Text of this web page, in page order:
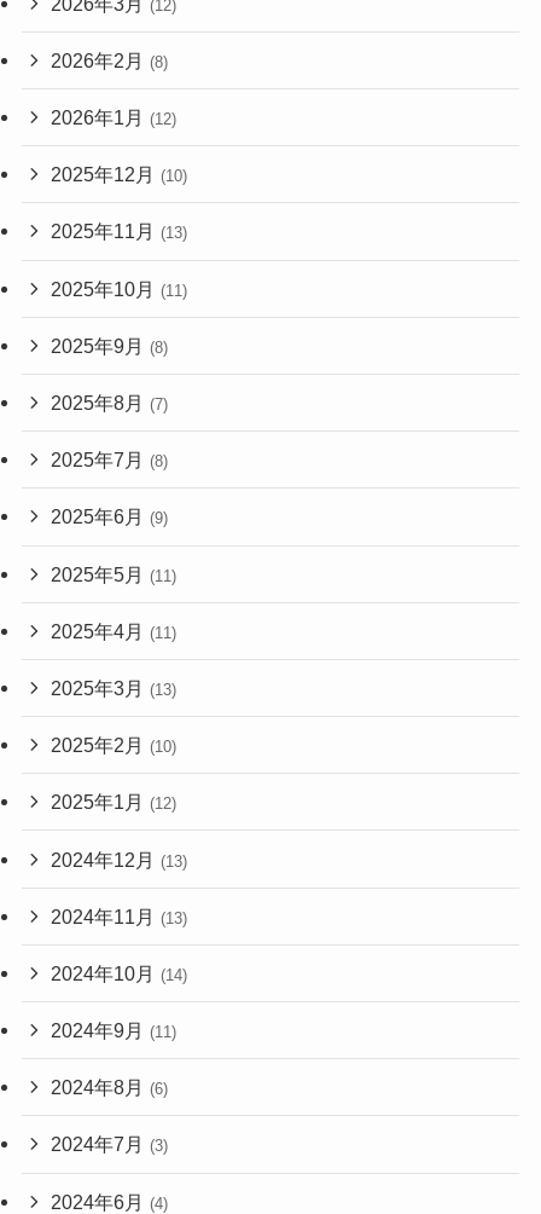
(12)
2026年2月 (8)
2026年1月 (12)
2025年12月 (10)
2025年11月 (13)
2025年10月 (11)
2025年9月 (8)
2025年8月 (7)
2025年7月 (8)
2025年6月 (9)
2025年5月 (11)
2025年4月 (11)
2025年3月 (13)
2025年2月 (10)
2025年1月 (12)
2024年12月 (13)
2024年11月 (13)
2024年10月 (14)
2024年9月 (11)
2024年8月 (6)
2024年7月 (3)
2024年6月 (4)